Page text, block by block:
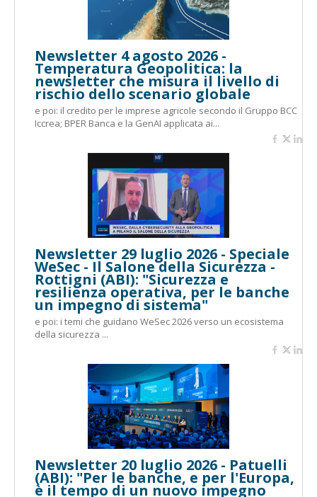
Newsletter 4 agosto 2026 -
Temperatura Geopolitica: la
newsletter che misura il livello di
rischio dello scenario globale
e poi: il credito per le imprese agricole secondo il Gruppo BCC
Iccrea; BPER Banca e la GenAI applicata ai...
Newsletter 29 luglio 2026 - Speciale
WeSec - Il Salone della Sicurezza -
Rottigni (ABI): "Sicurezza e
resilienza operativa, per le banche
un impegno di sistema"
e poi: i temi che guidano WeSec 2026 verso un ecosistema
della sicurezza ...
Newsletter 20 luglio 2026 - Patuelli
(ABI): "Per le banche, e per l'Europa,
è il tempo di un nuovo impegno